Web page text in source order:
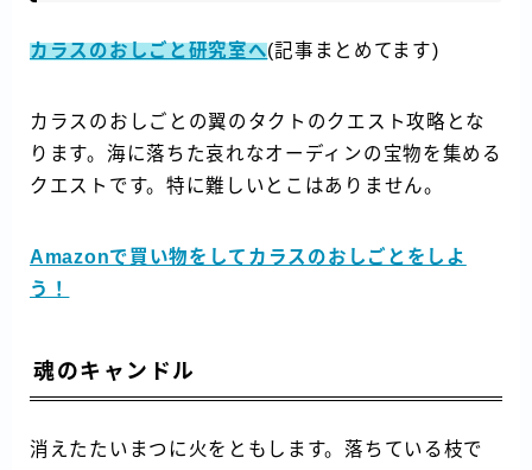
カラスのおしごと研究室へ(記事まとめてます)
カラスのおしごとの翼のタクトのクエスト攻略とな
ります。海に落ちた哀れなオーディンの宝物を集める
クエストです。特に難しいとこはありません。
Amazonで買い物をしてカラスのおしごとをしよ
う！
魂のキャンドル
消えたたいまつに火をともします。落ちている枝で